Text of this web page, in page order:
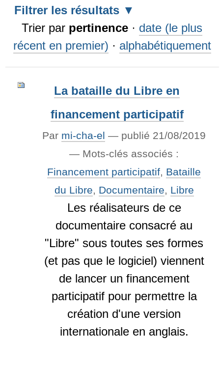
Filtrer les résultats
Trier par pertinence · date (le plus
récent en premier) · alphabétiquement
La bataille du Libre en
financement participatif
Par mi-cha-el — publié 21/08/2019
— Mots-clés associés :
Financement participatif, Bataille
du Libre, Documentaire, Libre
Les réalisateurs de ce
documentaire consacré au
"Libre" sous toutes ses formes
(et pas que le logiciel) viennent
de lancer un financement
participatif pour permettre la
création d'une version
internationale en anglais.